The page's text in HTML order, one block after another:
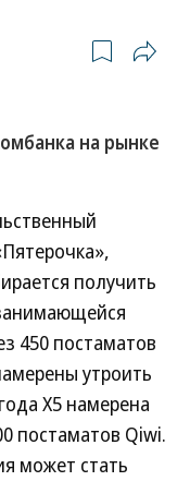
на рынке
получить
450 постаматов
утроить
Х5 намерена
постаматов Qiwi.
может стать